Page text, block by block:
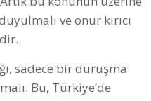
ve onur kırıcı
sadece bir duruşma
Bu, Türkiye’de